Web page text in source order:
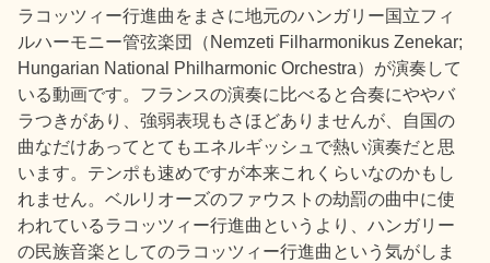
ラコッツィー行進曲をまさに地元のハンガリー国立フィ
ルハーモニー管弦楽団（Nemzeti Filharmonikus Zenekar;
Hungarian National Philharmonic Orchestra）が演奏して
いる動画です。フランスの演奏に比べると合奏にややバ
ラつきがあり、強弱表現もさほどありませんが、自国の
曲なだけあってとてもエネルギッシュで熱い演奏だと思
います。テンポも速めですが本来これくらいなのかもし
れません。ベルリオーズのファウストの劫罰の曲中に使
われているラコッツィー行進曲というより、ハンガリー
の民族音楽としてのラコッツィー行進曲という気がしま